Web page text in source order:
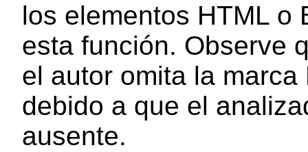
los elementos HTML o
esta función. Observe
el autor omita la
debido a que el
ausente.